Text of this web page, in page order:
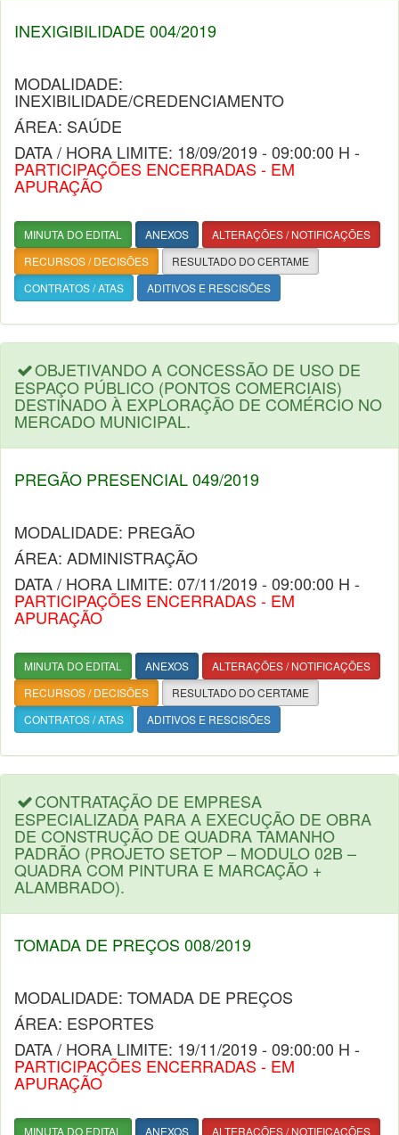
INEXIGIBILIDADE 004/2019
MODALIDADE:
INEXIBILIDADE/CREDENCIAMENTO
ÁREA: SAÚDE
DATA / HORA LIMITE: 18/09/2019 - 09:00:00 H -
PARTICIPAÇÕES ENCERRADAS - EM
APURAÇÃO
MINUTA DO EDITAL ANEXOS
ALTERAÇÕES / NOTIFICAÇÕES
RECURSOS / DECISÕES
RESULTADO DO CERTAME
CONTRATOS / ATAS
ADITIVOS E RESCISÕES
OBJETIVANDO A CONCESSÃO DE USO DE
ESPAÇO PÚBLICO (PONTOS COMERCIAIS)
DESTINADO À EXPLORAÇÃO DE COMÉRCIO NO
MERCADO MUNICIPAL.
PREGÃO PRESENCIAL 049/2019
MODALIDADE: PREGÃO
ÁREA: ADMINISTRAÇÃO
DATA / HORA LIMITE: 07/11/2019 - 09:00:00 H -
PARTICIPAÇÕES ENCERRADAS - EM
APURAÇÃO
MINUTA DO EDITAL ANEXOS
ALTERAÇÕES / NOTIFICAÇÕES
RECURSOS / DECISÕES
RESULTADO DO CERTAME
CONTRATOS / ATAS
ADITIVOS E RESCISÕES
CONTRATAÇÃO DE EMPRESA
ESPECIALIZADA PARA A EXECUÇÃO DE OBRA
DE CONSTRUÇÃO DE QUADRA TAMANHO
PADRÃO (PROJETO SETOP – MODULO 02B –
QUADRA COM PINTURA E MARCAÇÃO +
ALAMBRADO).
TOMADA DE PREÇOS 008/2019
MODALIDADE: TOMADA DE PREÇOS
ÁREA: ESPORTES
DATA / HORA LIMITE: 19/11/2019 - 09:00:00 H -
PARTICIPAÇÕES ENCERRADAS - EM
APURAÇÃO
MINUTA DO EDITAL ANEXOS ALTERAÇÕES / NOTIFICAÇÕES